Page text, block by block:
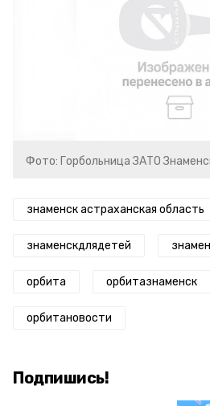
Фото: Горбольница ЗАТО
знаменск астраханская область
знаменскдлядетей
орбита орбитазнаменск
орбитановости
Подпишись!